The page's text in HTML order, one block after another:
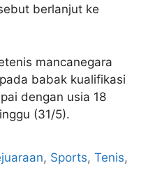
berlanjut ke
mancanegara
babak kualifikasi
dengan usia 18
(31/5).
, Sports,Tenis,